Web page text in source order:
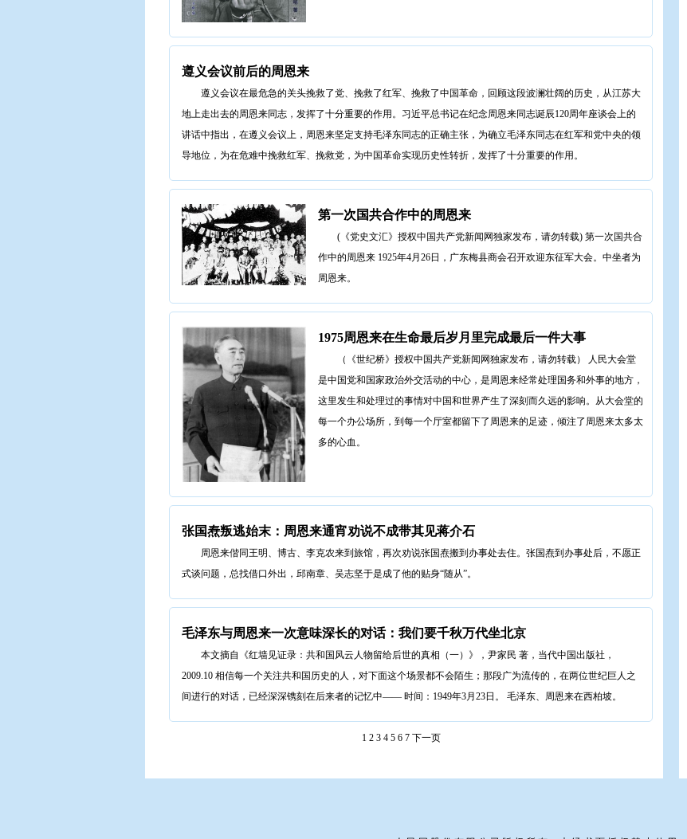
遵义会议前后的周恩来
遵义会议在最危急的关头挽救了党、挽救了红军、挽救了中国革命，回顾这段波澜壮阔的历史，从江苏大
地上走出去的周恩来同志，发挥了十分重要的作用。习近平总书记在纪念周恩来同志诞辰120周年座谈会上的
讲话中指出，在遵义会议上，周恩来坚定支持毛泽东同志的正确主张，为确立毛泽东同志在红军和党中央的领
导地位，为在危难中挽救红军、挽救党，为中国革命实现历史性转折，发挥了十分重要的作用。
第一次国共合作中的周恩来
(《党史文汇》授权中国共产党新闻网独家发布，请勿转载) 第一次国共合
作中的周恩来 1925年4月26日，广东梅县商会召开欢迎东征军大会。中坐者为
周恩来。
1975周恩来在生命最后岁月里完成最后一件大事
（《世纪桥》授权中国共产党新闻网独家发布，请勿转载） 人民大会堂
是中国党和国家政治外交活动的中心，是周恩来经常处理国务和外事的地方，
这里发生和处理过的事情对中国和世界产生了深刻而久远的影响。从大会堂的
每一个办公场所，到每一个厅室都留下了周恩来的足迹，倾注了周恩来太多太
多的心血。
张国焘叛逃始末：周恩来通宵劝说不成带其见蒋介石
周恩来偕同王明、博古、李克农来到旅馆，再次劝说张国焘搬到办事处去住。张国焘到办事处后，不愿正
式谈问题，总找借口外出，邱南章、吴志坚于是成了他的贴身“随从”。
毛泽东与周恩来一次意味深长的对话：我们要千秋万代坐北京
本文摘自《红墙见证录：共和国风云人物留给后世的真相（一）》，尹家民 著，当代中国出版社，
2009.10 相信每一个关注共和国历史的人，对下面这个场景都不会陌生；那段广为流传的，在两位世纪巨人之
间进行的对话，已经深深镌刻在后来者的记忆中—— 时间：1949年3月23日。 毛泽东、周恩来在西柏坡。
1 2 3 4 5 6 7 下一页